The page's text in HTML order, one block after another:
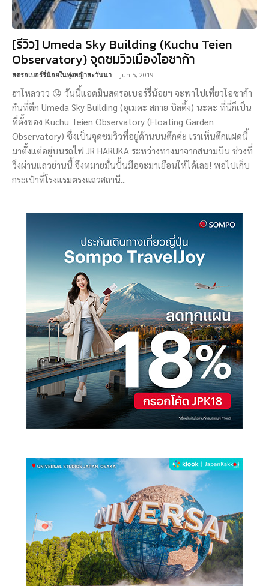
[รีวิว] Umeda Sky Building (Kuchu Teien
Observatory) จุดชมวิวเมืองโอซาก้า
สตรอเบอร์รี่น้อยในทุ่งหญ้าสะวันนา - Jun 5, 2019
ฮาโหลววว 😘 วันนี้แอดมินสตรอเบอร์รี่น้อยฯ จะพาไปเที่ยวโอซาก้า
กันที่ตึก Umeda Sky Building (อุเมดะ สกาย บิลดิ้ง) นะคะ ที่นี่ก็เป็น
ที่ตั้งของ Kuchu Teien Observatory (Floating Garden
Observatory) ซึ่งเป็นจุดชมวิวที่อยู่ด้านบนตึกค่ะ เราเห็นตึกแฝดนี้
มาตั้งแต่อยู่บนรถไฟ JR HARUKA ระหว่างทางมาจากสนามบิน ช่วงที่
วิ่งผ่านแถวย่านนี้ จึงหมายมั่นปั้นมือจะมาเยือนให้ได้เลย! พอไปเก็บ
กระเป๋าที่โรงแรมตรงแถวสถานี...